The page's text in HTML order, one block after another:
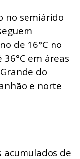
no semiárido
de 16°C no
em áreas
do
e norte
acumulados de